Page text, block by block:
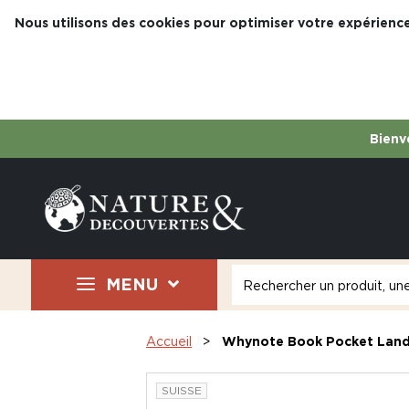
Nous utilisons des cookies pour optimiser votre
MENU
Accueil Whynote Book Pocket
SUISSE